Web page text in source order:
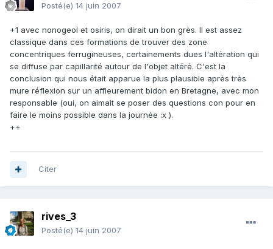
Posté(e) 14 juin 2007
+1 avec nonogeol et osiris, on dirait un bon grès. Il est assez
classique dans ces formations de trouver des zone
concentriques ferrugineuses, certainements dues l'altération qui
se diffuse par capillarité autour de l'objet altéré. C'est la
conclusion qui nous était apparue la plus plausible après très
mure réflexion sur un affleurement bidon en Bretagne, avec mon
responsable (oui, on aimait se poser des questions con pour en
faire le moins possible dans la journée :x ).
++
Citer
rives_3
Posté(e) 14 juin 2007